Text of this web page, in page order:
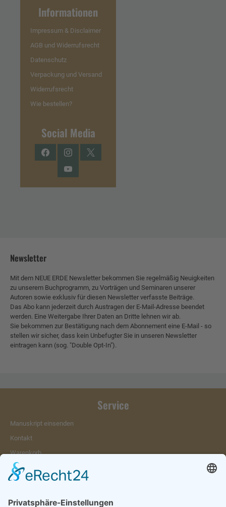
Informationen
Impressum & Disclaimer
AGB und Widerrufsrecht
Datenschutz
Verpackung und Versand
Widerrufsrecht
Wie bestellen?
Social Media
FacebookInstagramTwitter
YouTube
Newsletter
Mit dem NEUE ERDE Newsletter bekommen Sie regelmäßig Neuigkeiten
zu unserem Buchprogramm, zu Vorträgen und Seminaren unserer
Autoren sowie exklusiv für diesen Newsletter verfasste Beiträge.
Das Abo kann jederzeit durch Austragen der E-Mail-Adresse beendet
werden. Eine Weitergabe Ihrer Daten an Dritte lehnen wir ab.
Sie bekommen zur Bestätigung nach dem Abonnement eine E-Mail - so
stellen wir sicher, dass kein Unbefugter Sie in unseren Newsletter
eintragen kann (sog. "Double Opt-In").
Service
Manuskript einsenden
Kontakt
Warenkorb
Konto
Merkzettel